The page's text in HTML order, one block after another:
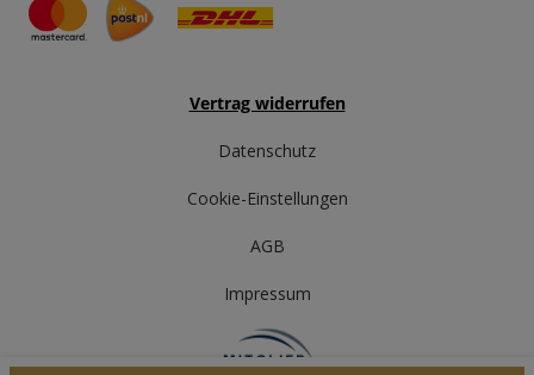
Vertrag widerrufen
Datenschutz
Cookie-Einstellungen
AGB
Impressum